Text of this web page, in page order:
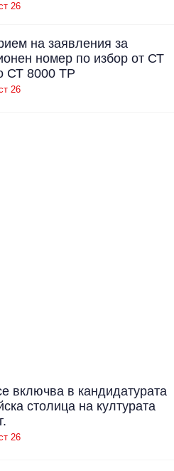
26
на заявления за
номер по избор от СТ
СТ 8000 ТР
26
включва в кандидатурата
столица на културата
26